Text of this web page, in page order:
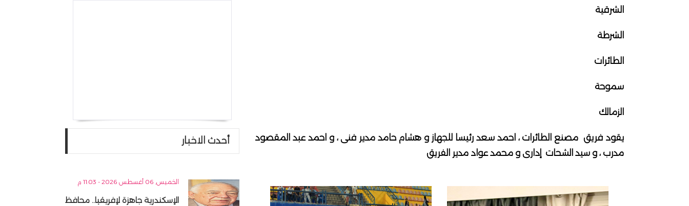
الشرقية
الشرطة
الطائرات
سموحة
الزمالك
يقود فريق مصنع الطائرات ، احمد سعد رئيسا للجهاز و هشام حامد مدير فنى ، و احمد عبد المقصود
مدرب ، و سيد الشحات إدارى و محمد عواد مدير الفريق
أحدث الاخبار
الخميس, 06 أغسطس 2026 - 11:03 م
الإسكندرية جاهزة لإفريقيا.. محافظ